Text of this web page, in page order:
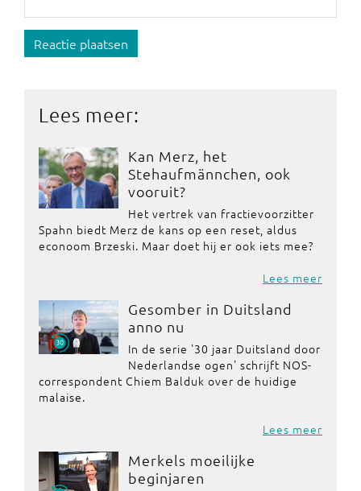
Reactie plaatsen
Lees meer:
Kan Merz, het
Stehaufmännchen, ook
vooruit?
Het vertrek van fractievoorzitter
Spahn biedt Merz de kans op een reset, aldus
econoom Brzeski. Maar doet hij er ook iets mee?
Lees meer
Gesomber in Duitsland
anno nu
In de serie '30 jaar Duitsland door
Nederlandse ogen' schrijft NOS-
correspondent Chiem Balduk over de huidige
malaise.
Lees meer
Merkels moeilijke
beginjaren